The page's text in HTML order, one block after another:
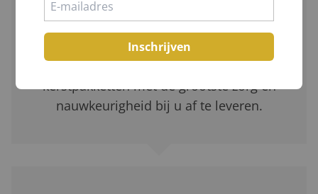
Nadat we uw bestelling hebben
ontvangen, wordt deze zorgvuldig
verzameld. Wij streven ernaar om uw
kerstpakketten met de grootste zorg en
nauwkeurigheid bij u af te leveren.
Inschrijven